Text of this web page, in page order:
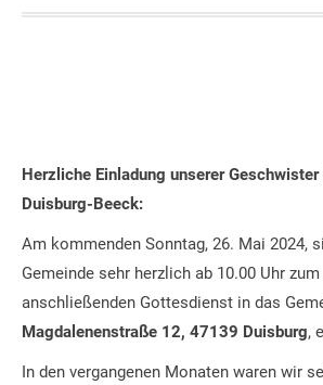
Herzliche Einladung unserer Geschwister
Duisburg-Beeck:
Am kommenden Sonntag, 26. Mai 2024,
Gemeinde sehr herzlich ab 10.00 Uhr
anschließenden Gottesdienst in das
Magdalenenstraße 12, 47139 Duisburg,
In den vergangenen Monaten waren wir